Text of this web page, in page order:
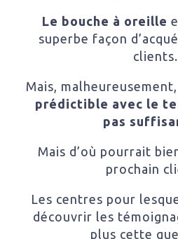
Le bouche à oreille
superbe façon
clients.
Mais,
prédictible avec le
pas
Mais d’où pourrait
prochain
Les centres pour
découvrir les
plus cette